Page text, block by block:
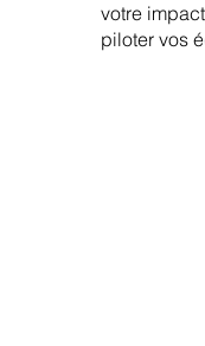
votre
piloter vos